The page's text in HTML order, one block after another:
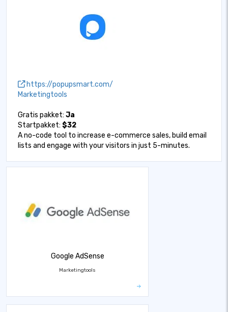
https://popupsmart.com/
Marketingtools
Gratis pakket: Ja
Startpakket: $32
A no-code tool to increase e-commerce sales, build email
lists and engage with your visitors in just 5-minutes.
Google AdSense
Marketingtools